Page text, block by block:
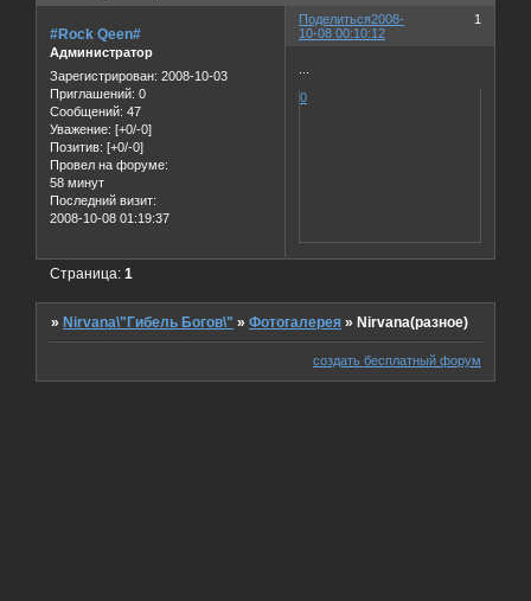
Поделиться 1
2008-
10-08 00:10:12
#Rock Qeen#
Администратор
Зарегистрирован: 2008-10-03
Приглашений: 0
Сообщений: 47
Уважение: [+0/-0]
Позитив: [+0/-0]
Провел на форуме:
58 минут
Последний визит:
2008-10-08 01:19:37
0
Страница:1
» Nirvana\"Гибель Богов\" »Фотогалерея » Nirvana(разное)
создать бесплатный форум